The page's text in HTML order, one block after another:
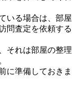
いる場合は、部屋
問査定を依頼する
それは部屋の整理
に準備しておきま